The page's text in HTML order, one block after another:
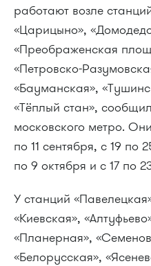
работают возле
«Царицыно»,
«Преображенская
«Петровско-
«Бауманская»,
«Тёплый стан»,
московского метро.
по 11 сентября, с 19 по
по 9 октября и с 17 по
У станций
«Киевская»,
«Планерная»,
«Белорусская»,